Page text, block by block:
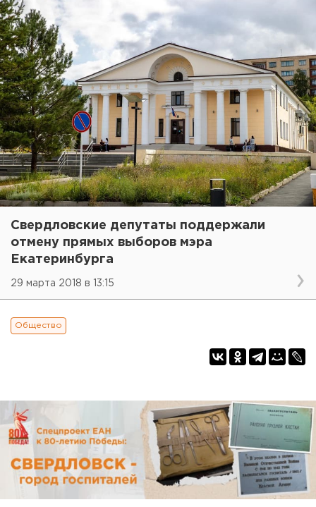
Свердловские депутаты поддержали
отмену прямых выборов мэра
Екатеринбурга
29 марта 2018 в 13:15
Общество